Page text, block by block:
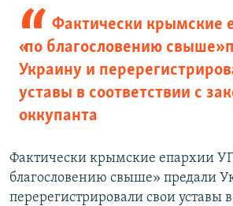
Фактически крымские
«по благословению свыше»
Украину и
уставы в соответствии с
оккупанта
Фактически крымские епархии
благословению свыше» предали
перерегистрировали свои уставы